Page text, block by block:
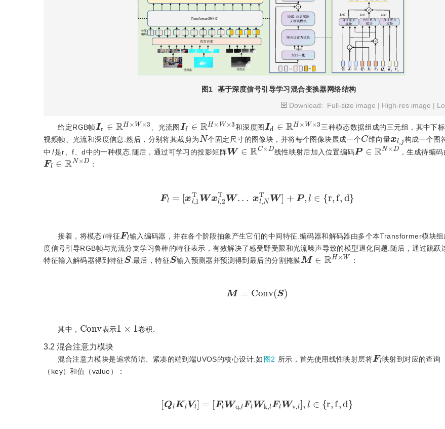
图1
基于深度信号引导学习混合变换器网络结构
Download:
Full-size image | High-res image |
给定RGB帧
Ir RH×W×3
、光流图
If∈ RH×W×3
和深度图
Id RH×W×3
三种模态数据组成的三元组，其中下
视频帧、光流和深度信息.然后，分别将其裁剪为
N
个固定尺寸的图像块，并将每个图像块展成一个
C
维向量
xl,j
构成一个图
中 l是r、f、d中的一种模态.随后，通过可学习的投影矩阵
W∈ RC×D
线性映射后加入位置编码
P∈ RN×D
，生成待编
Fl ∈RN×D
：
= xl, 1TWx l,2T x NTW +P l∈ ,f d}
接着，将模态l特征
Fl
输入编码器，并在各个阶段抽象产生它们的中间特征.编码器和解码器由多个本Transformer模块
度信号引导RGB帧与光流分支学习鲁棒的特征表示，有效解决了感受野受限和光流噪声导致的模型退化问题.随后，通过跳跃
特征输入解码器得到特征
S
.最后，特征
S
输入预测器并预测得到最后的分割掩膜
M∈ RH×W
：
M Conv(S)
其中，
C
表示
1 1
卷积.
3.2 混合注意力模块
混合注意力模块是追求简洁、紧凑的端到端UVOS的核心设计.如 图2 所示，首先使用线性映射层将
Fl
映射到对应的查询
（key）和值（value）：
[QlKl =[FlWq lFlWk FlWv ], ∈ {r f,d }